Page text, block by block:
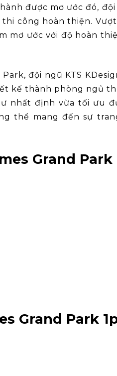
được mơ ước đó,
công hoàn thiện.
mơ ước với độ hoàn
đội ngũ KTS
kế thành phòng ngủ
nhất định vừa tối ưu
thể mang đến sự
Grand Park
Grand Park